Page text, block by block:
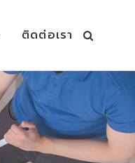
ติดต่อเรา